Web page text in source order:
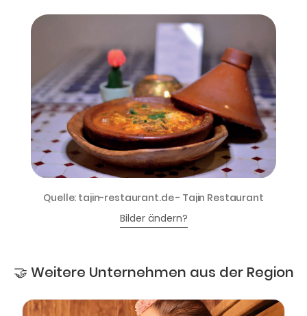
Quelle: tajin-restaurant.de - Tajin Restaurant
Bilder ändern?
🤝 Weitere Unternehmen aus der Region